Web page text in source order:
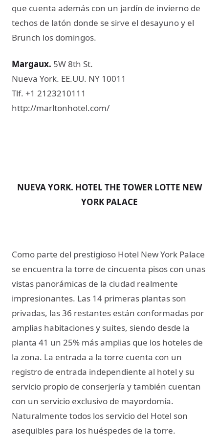
que cuenta además con un jardín de invierno de
techos de latón donde se sirve el desayuno y el
Brunch los domingos.
Margaux​. 5W 8th St.
Nueva York. EE.UU. NY 10011
Tlf. +1 2123210111
http://marltonhotel.com/
NUEVA YORK. HOTEL THE TOWER LOTTE NEW
YORK PALACE
Como parte del prestigioso Hotel New York Palace
se encuentra la torre de cincuenta pisos con unas
vistas panorámicas de la ciudad realmente
impresionantes. Las 14 primeras plantas son
privadas, las 36 restantes están conformadas por
amplias habitaciones y suites, siendo desde la
planta 41 un 25% más amplias que los hoteles de
la zona. La entrada a la torre cuenta con un
registro de entrada independiente al hotel y su
servicio propio de conserjería y también cuentan
con un servicio exclusivo de mayordomía.
Naturalmente todos los servicio del Hotel son
asequibles para los huéspedes de la torre.